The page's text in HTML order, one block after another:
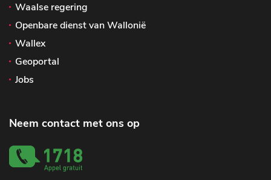
Waalse regering
Openbare dienst van Wallonië
Wallex
Geoportal
Jobs
Neem contact met ons op